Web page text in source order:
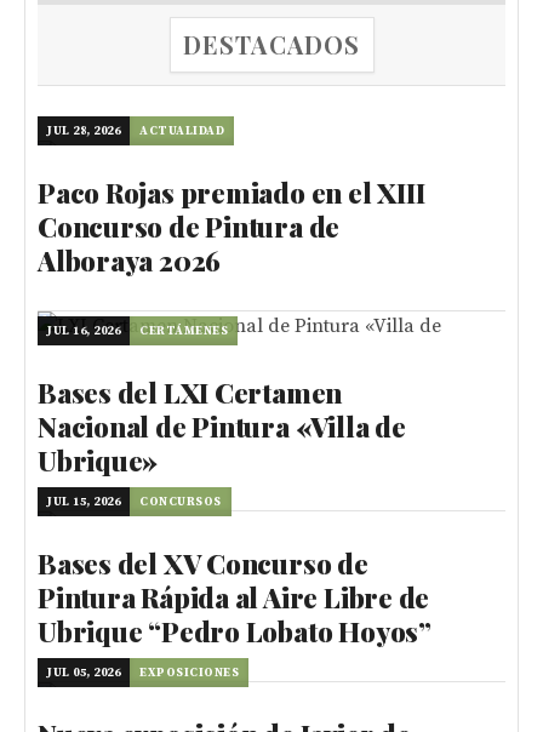
DESTACADOS
JUL 28, 2026 ACTUALIDAD
Paco Rojas premiado en el XIII
Concurso de Pintura de
Alboraya 2026
JUL 16, 2026 CERTÁMENES
Bases del LXI Certamen
Nacional de Pintura «Villa de
Ubrique»
JUL 15, 2026 CONCURSOS
Bases del XV Concurso de
Pintura Rápida al Aire Libre de
Ubrique “Pedro Lobato Hoyos”
JUL 05, 2026 EXPOSICIONES